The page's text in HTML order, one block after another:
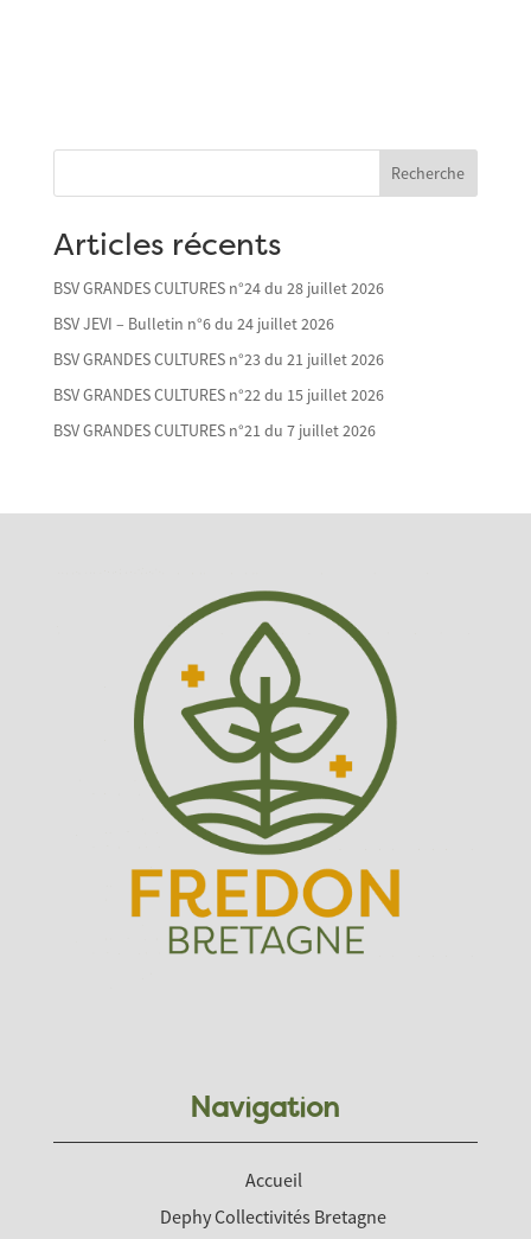
Recherche
Articles récents
BSV GRANDES CULTURES n°24 du 28 juillet 2026
BSV JEVI – Bulletin n°6 du 24 juillet 2026
BSV GRANDES CULTURES n°23 du 21 juillet 2026
BSV GRANDES CULTURES n°22 du 15 juillet 2026
BSV GRANDES CULTURES n°21 du 7 juillet 2026
Navigation
Accueil
Dephy Collectivités Bretagne